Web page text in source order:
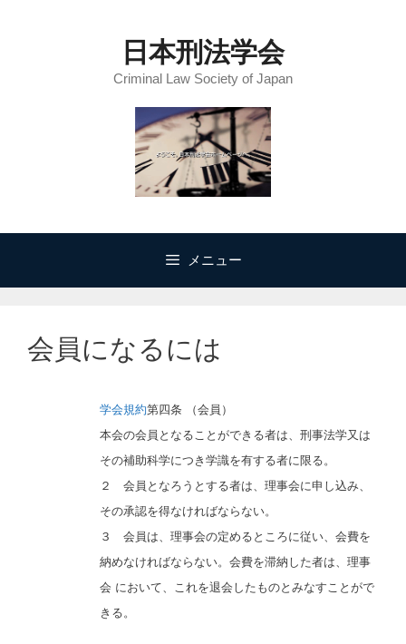
日本刑法学会
Criminal Law Society of Japan
メニュー
会員になるには
学会規約第四条 （会員）
本会の会員となることができる者は、刑事法学又は
その補助科学につき学識を有する者に限る。
２ 会員となろうとする者は、理事会に申し込み、
その承認を得なければならない。
３ 会員は、理事会の定めるところに従い、会費を
納めなければならない。会費を滞納した者は、理事
会 において、これを退会したものとみなすことがで
きる。